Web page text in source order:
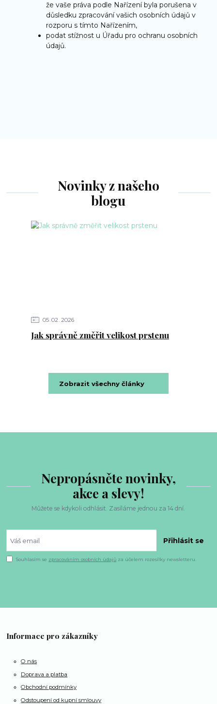
že vaše práva podle Nařízení byla porušena v
důsledku zpracování vašich osobních údajů v
rozporu s tímto Nařízením,
podat stížnost u Úřadu pro ochranu osobních
údajů.
Novinky z našeho
blogu
05 02 2026
Jak správně změřit velikost prstenu
Zobrazit všechny články
Nepropásněte novinky,
akce a slevy!
Můžete se kdykoli odhlásit. Zasíláme jednou za 14 dní.
Přihlásit se
Souhlasím se zpracováním osobních údajů za účelem rozesílky newsletteru.
Informace pro zákazníky
O nás
Doprava a platba
Obchodní podmínky
Odstoupení od kupní smlouvy